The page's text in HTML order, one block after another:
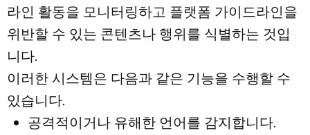
라인 활동을 모니터링하고 플랫폼 가이드라인을
위반할 수 있는 콘텐츠나 행위를 식별하는 것입
니다.
이러한 시스템은 다음과 같은 기능을 수행할 수
있습니다.
공격적이거나 유해한 언어를 감지합니다.